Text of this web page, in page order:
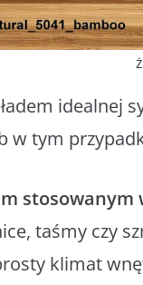
idealnej
w tym
stosowanym
taśmy czy
klimat